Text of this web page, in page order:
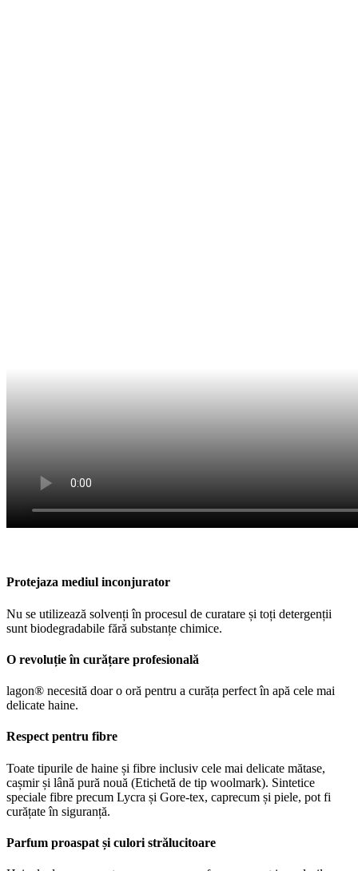
Protejaza mediul inconjurator
Nu se utilizează solvenți în procesul de curatare și toți detergenții
sunt biodegradabile fără substanțe chimice.
O revoluție în curățare profesională
lagon® necesită doar o oră pentru a curăța perfect în apă cele mai
delicate haine.
Respect pentru fibre
Toate tipurile de haine și fibre inclusiv cele mai delicate mătase,
cașmir și lână pură nouă (Etichetă de tip woolmark). Sintetice
speciale fibre precum Lycra și Gore-tex, caprecum și piele, pot fi
curățate în siguranță.
Parfum proaspat și culori strălucitoare